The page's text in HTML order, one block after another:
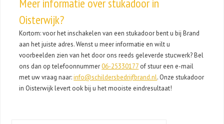
Meer informatie over stukadoor in
Oisterwijk?
Kortom: voor het inschakelen van een stukadoor bent u bij Brand
aan het juiste adres. Wenst u meer informatie en wilt u
voorbeelden zien van het door ons reeds geleverde stucwerk? Bel
ons dan op telefoonnummer06-25330177 of stuur een e-mail
met uw vraag naar:info@schildersbedrijfbrand.nl. Onze stukadoor
in Oisterwijk levert ook bij u het mooiste eindresultaat!